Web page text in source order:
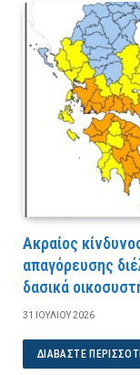
Ακραίος
απαγόρευσης
δασικά
31 ΙΟΥΛΊΟΥ 2026
ΔΙΑΒΆΣΤΕ